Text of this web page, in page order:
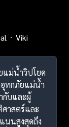
Viki
แม่น้ำวิปโยค
อุทกภัยแม่น้ำ
กับและผู้
ศาสตร์และ
นนสูงสุดถึง